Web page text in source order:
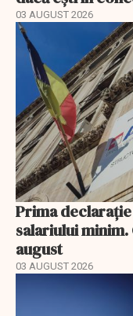
03 AUGUST 2026
Prima declarație
salariului
august
03 AUGUST 2026